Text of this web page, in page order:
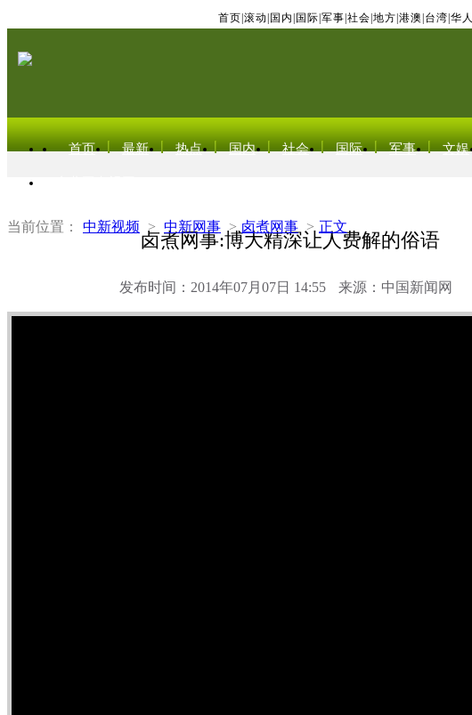
首页 滚动 国内 国际 军事 社会 地方 港澳 台湾 华人
首页 最新 热点 国内 社会 国际 军事 文娱
当前位置： 中新视频 > 中新网事 > 卤煮网事 > 正文
卤煮网事:博大精深让人费解的俗语
发布时间：2014年07月07日 14:55 来源：中国新闻网